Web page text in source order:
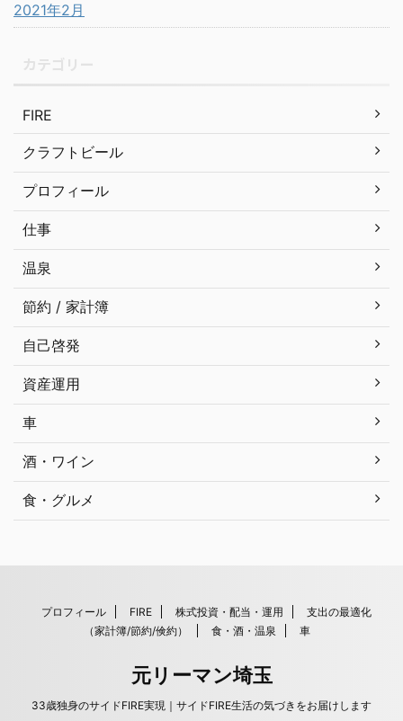
2021年2月
FIRE
クラフトビール
プロフィール
仕事
温泉
節約 / 家計簿
自己啓発
資産運用
車
酒・ワイン
食・グルメ
プロフィール FIRE 株式投資・配当・運用
支出の最適化
（家計簿/節約/倹約）
食・酒・温泉 車
元リーマン埼玉
33歳独身のサイドFIRE実現｜サイドFIRE生活の気づきをお届けします